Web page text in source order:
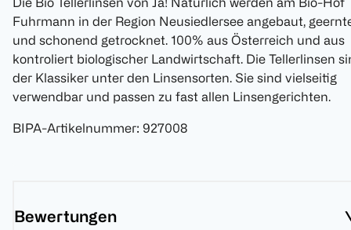
Fuhrmann in der Region Neusiedlersee angebaut,
und schonend getrocknet. 100% aus Österreich und aus
kontroliert biologischer Landwirtschaft. Die Tellerlinsen
der Klassiker unter den Linsensorten. Sie sind vielseitig
verwendbar und passen zu fast allen Linsengerichten.
BIPA-Artikelnummer: 927008
Bewertungen